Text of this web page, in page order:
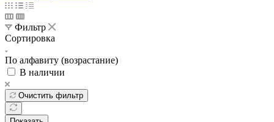
Фильтр
Сортировка
По алфавиту (возрастание)
В наличии
Очистить фильтр